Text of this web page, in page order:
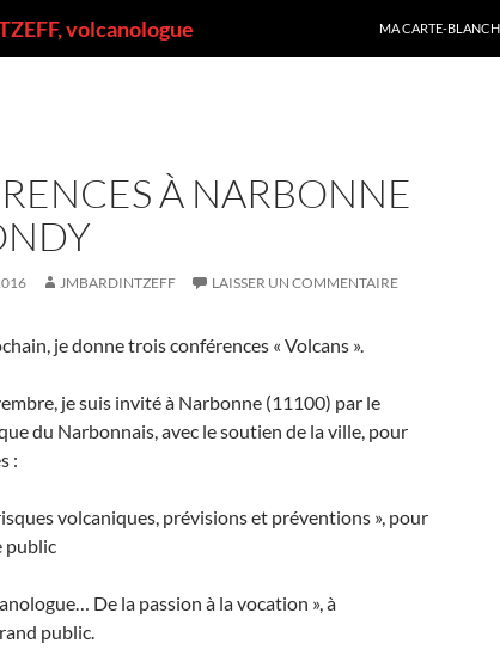
volcanologue
MA CARTE-
À NARBONNE
JMBARDINTZEFF LAISSER UN COMMENTAIRE
je donne trois conférences « Volcans ».
je suis invité à Narbonne (11100) par le
du Narbonnais, avec le soutien de la ville, pour
:
volcaniques, prévisions et préventions », pour
public
De la passion à la vocation », à
public.